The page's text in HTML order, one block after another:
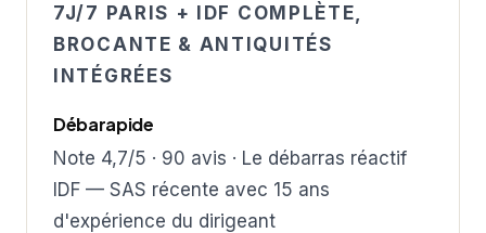
7J/7 PARIS + IDF COMPLÈTE,
BROCANTE & ANTIQUITÉS
INTÉGRÉES
Débarapide
Note 4,7/5 · 90 avis · Le débarras réactif
IDF — SAS récente avec 15 ans
d'expérience du dirigeant